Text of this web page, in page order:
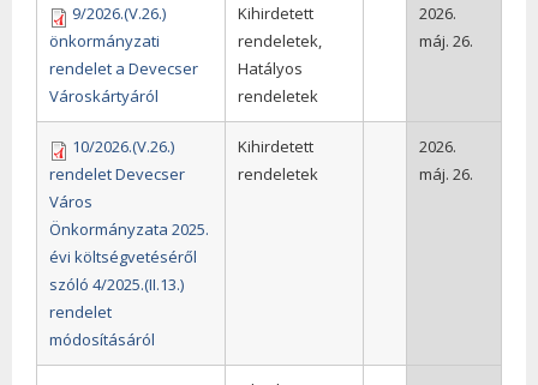
9/2026.(V.26.)
önkormányzati
rendelet a Devecser
Városkártyáról
Kihirdetett
rendeletek,
Hatályos
rendeletek
2026.
máj. 26.
10/2026.(V.26.)
rendelet Devecser
Város
Önkormányzata 2025.
évi költségvetéséről
szóló 4/2025.(II.13.)
rendelet
módosításáról
Kihirdetett
rendeletek
2026.
máj. 26.